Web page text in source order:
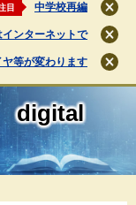
目 中学校再編
閉
じ
る
ンターネットで
閉
じ
る
等が変わります
閉
じ
digital